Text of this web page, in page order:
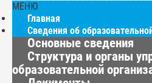
МЕНЮ
Главная
Сведения об
Основные сведения
Структура и органы
образовательной